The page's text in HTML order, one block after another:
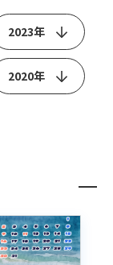
2023年
2020年